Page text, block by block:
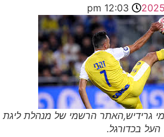
12:03 pm
גרידיש,האתר הרשמי של מנהלת ליגת
העל בכדורגל.